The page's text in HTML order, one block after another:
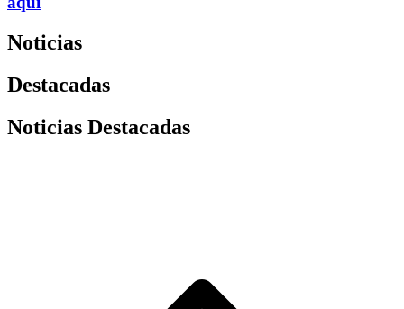
Noticias
Destacadas
Noticias Destacadas